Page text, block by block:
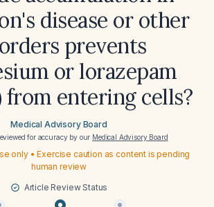
disease or other
prevents
or lorazepam
from entering cells?
Medical Advisory Board
for accuracy by our Medical Advisory Board
only • Exercise caution as content is pending
human review
Article Review Status